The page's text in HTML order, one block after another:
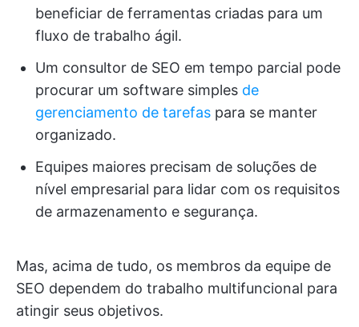
beneficiar de ferramentas criadas para um
fluxo de trabalho ágil.
Um consultor de SEO em tempo parcial pode
procurar um software simples de
gerenciamento de tarefas para se manter
organizado.
Equipes maiores precisam de soluções de
nível empresarial para lidar com os requisitos
de armazenamento e segurança.
Mas, acima de tudo, os membros da equipe de
SEO dependem do trabalho multifuncional para
atingir seus objetivos.